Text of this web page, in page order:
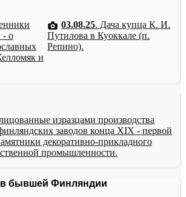
- о
и
03.08.25. Дача купца К. И.
Путилова в Куоккале (п.
Репино).
изразцами производства
заводов конца XIX - первой
декоративно-прикладного
промышленности.
бывшей Финляндии